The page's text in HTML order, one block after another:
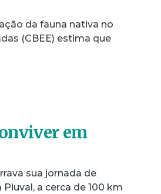
da fauna nativa no
(CBEE) estima que
em
sua jornada de
a cerca de 100 km